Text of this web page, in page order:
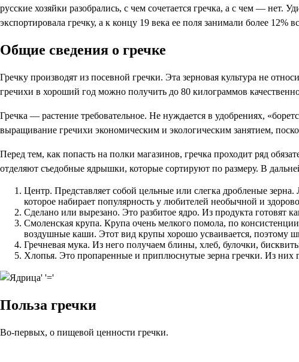
русские хозяйки разобрались, с чем сочетается гречка, а с чем —
экспортировала гречку, а к концу 19 века ее поля занимали более 12%
Общие сведения о гречке
Гречку производят из посевной гречки. Эта зерновая культура не
гречихи в хороший год можно получить до 80 килограммов
Гречка — растение требовательное. Не нуждается в удобрениях,
выращивание гречихи экономическим и экологическим занятием,
Перед тем, как попасть на полки магазинов, гречка проходит ряд
отделяют съедобные ядрышки, которые сортируют по размеру. В
Центр. Представляет собой цельные или слегка дробленые
которое набирает популярность у любителей необычной и
Сделано или вырезано. Это разбитое ядро. Из продукта
Смоленская крупа. Крупа очень мелкого помола, по
воздушные каши. Этот вид крупы хорошо усваивается, поэтому
Гречневая мука. Из него получаем блины, хлеб, булочки,
Хлопья. Это пропаренные и приплюснутые зерна гречки. Из них
Польза гречки
Во-первых, о пищевой ценности гречки.